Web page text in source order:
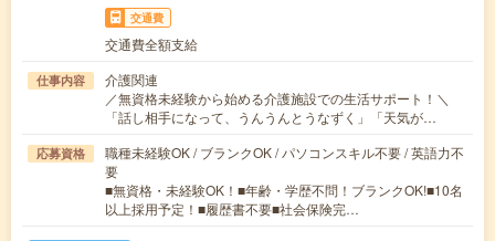
交通費
交通費全額支給
仕事内容
介護関連
／無資格未経験から始める介護施設での生活サポート！＼
「話し相手になって、うんうんとうなずく」「天気が…
応募資格
職種未経験OK / ブランクOK / パソコンスキル不要 / 英語力不
要
■無資格・未経験OK！■年齢・学歴不問！ブランクOK!■10名
以上採用予定！■履歴書不要■社会保険完…